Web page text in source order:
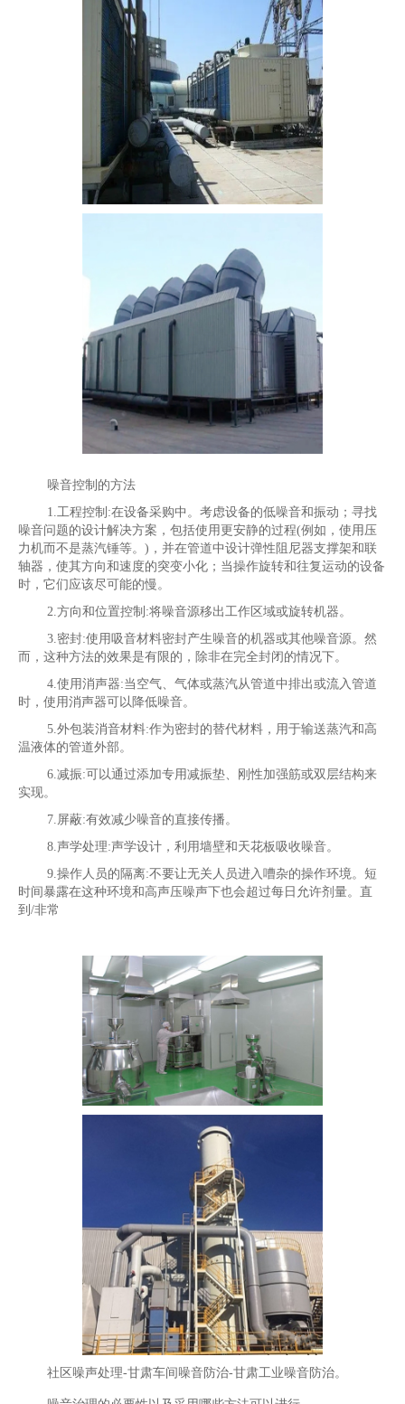
噪音控制的方法
1.工程控制:在设备采购中。考虑设备的低噪音和振动；寻找
噪音问题的设计解决方案，包括使用更安静的过程(例如，使用压
力机而不是蒸汽锤等。)，并在管道中设计弹性阻尼器支撑架和联
轴器，使其方向和速度的突变小化；当操作旋转和往复运动的设备
时，它们应该尽可能的慢。
2.方向和位置控制:将噪音源移出工作区域或旋转机器。
3.密封:使用吸音材料密封产生噪音的机器或其他噪音源。然
而，这种方法的效果是有限的，除非在完全封闭的情况下。
4.使用消声器:当空气、气体或蒸汽从管道中排出或流入管道
时，使用消声器可以降低噪音。
5.外包装消音材料:作为密封的替代材料，用于输送蒸汽和高
温液体的管道外部。
6.减振:可以通过添加专用减振垫、刚性加强筋或双层结构来
实现。
7.屏蔽:有效减少噪音的直接传播。
8.声学处理:声学设计，利用墙壁和天花板吸收噪音。
9.操作人员的隔离:不要让无关人员进入嘈杂的操作环境。短
时间暴露在这种环境和高声压噪声下也会超过每日允许剂量。直
到/非常
社区噪声处理-甘肃车间噪音防治-甘肃工业噪音防治。